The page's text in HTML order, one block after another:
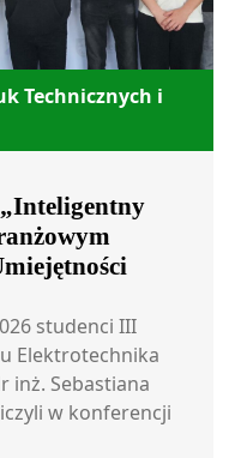
Technicznych i
studenci III
Elektrotechnika
inż. Sebastiana
w konferencji